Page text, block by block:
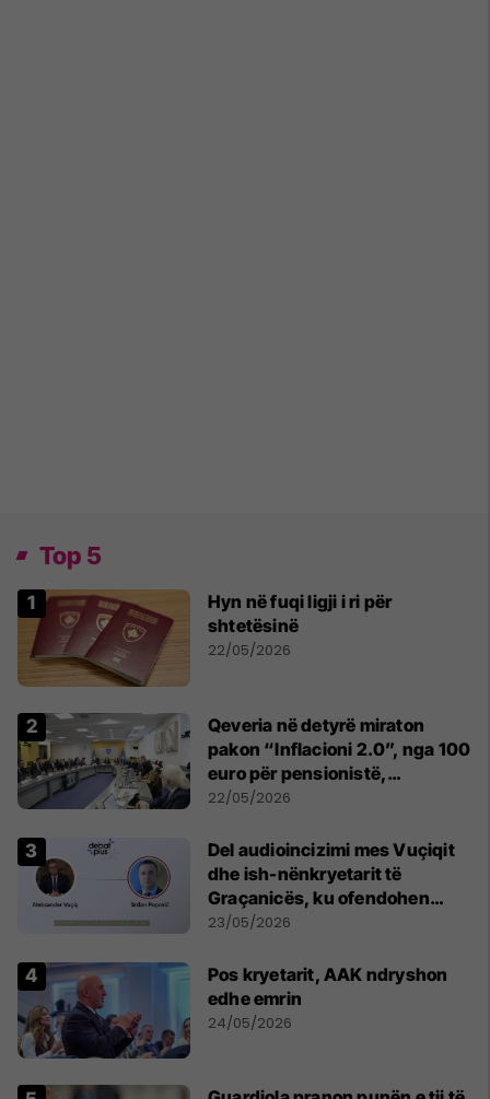
Top 5
Hyn në fuqi ligji i ri për
shtetësinë
22/05/2026
Qeveria në detyrë miraton
pakon “Inflacioni 2.0”, nga 100
euro për pensionistë,
punëtorët privat, fëmijë dhe
22/05/2026
Del audioincizimi mes Vuçiqit
dhe ish-nënkryetarit të
Graçanicës, ku ofendohen
krerë të Kishës Ortodokse
23/05/2026
Pos kryetarit, AAK ndryshon
edhe emrin
24/05/2026